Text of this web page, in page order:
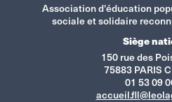
Association d'éducation
sociale et solidaire
Siège
150 rue des
75883 PARIS
01 53 09